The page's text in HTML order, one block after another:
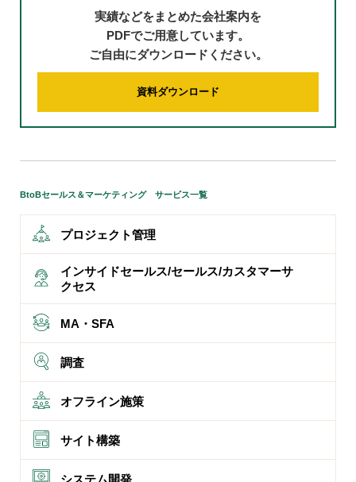
実績などをまとめた会社案内を
PDFでご用意しています。
ご自由にダウンロードください。
資料ダウンロード
BtoBセールス＆マーケティング サービス一覧
プロジェクト管理
インサイドセールス/セールス/カスタマーサ
クセス
MA・SFA
調査
オフライン施策
サイト構築
システム開発